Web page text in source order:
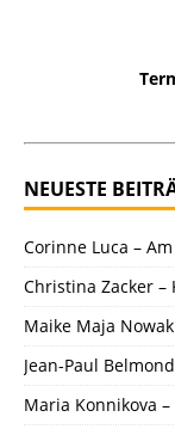
NEUESTE
Corinne Luca –
Christina Zacker –
Maike Maja
Jean-Paul
Maria Konnikova